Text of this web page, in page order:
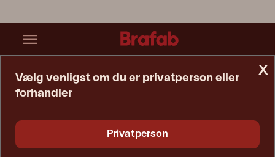
x
Vælg venligst om du er privatperson eller
forhandler
Privatperson